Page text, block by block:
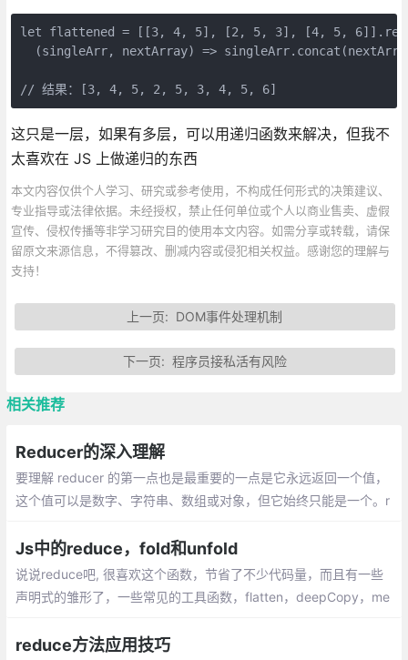
let flattened = [[3, 4, 5], [2, 5, 3], [4, 5,
(singleArr, nextArray) =>
// 结果：[3, 4, 5, 2, 5, 3, 4, 5, 6]
这只是一层，如果有多层，可以用递归函数来解决，但我不
太喜欢在 JS 上做递归的东西
本文内容仅供个人学习、研究或参考使用，不构成任何形式的决策建议、
专业指导或法律依据。未经授权，禁止任何单位或个人以商业售卖、虚假
宣传、侵权传播等非学习研究目的使用本文内容。如需分享或转载，请保
留原文来源信息，不得篡改、删减内容或侵犯相关权益。感谢您的理解与
支持！
上一页: DOM事件处理机制
下一页: 程序员接私活有风险
相关推荐
Reducer的深入理解
要理解 reducer 的第一点也是最重要的一点是它永远返回一个值，
这个值可以是数字、字符串、数组或对象，但它始终只能是一个。r
组值中并最终得到一个单一结果的情况特别适用
Js中的reduce，fold和unfold
说说reduce吧, 很喜欢这个函数，节省了不少代码量，而且有一些
声明式的雏形了，一些常见的工具函数，flatten，deepCopy，me
上就是一个折叠数组的过程
reduce方法应用技巧